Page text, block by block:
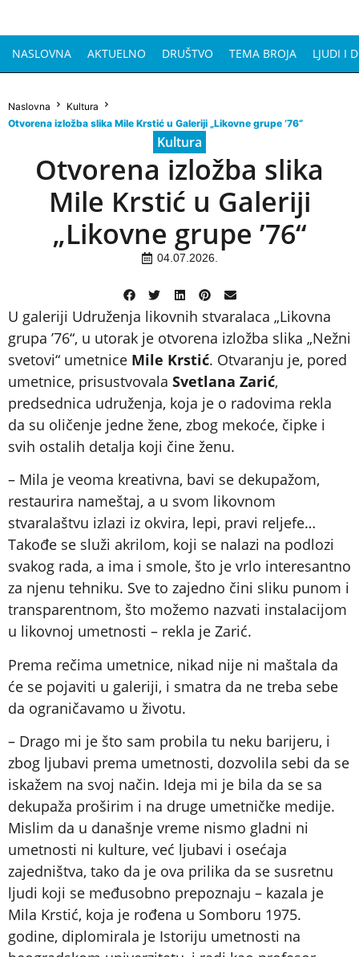
NASLOVNA AKTUELNO DRUŠTVO TEMA BROJA LJUDI I
Naslovna
Kultura
Otvorena izložba slika Mile Krstić u Galeriji „Likovne grupe ’76“
Kultura
Otvorena izložba slika
Mile Krstić u Galeriji
„Likovne grupe ’76“
04.07.2026.
U galeriji Udruženja likovnih stvaralaca „Likovna
grupa ’76“, u utorak je otvorena izložba slika „Nežni
svetovi“ umetnice Mile Krstić. Otvaranju je, pored
umetnice, prisustvovala Svetlana Zarić,
predsednica udruženja, koja je o radovima rekla
da su oličenje jedne žene, zbog mekoće, čipke i
svih ostalih detalja koji čine ženu.
– Mila je veoma kreativna, bavi se dekupažom,
restaurira nameštaj, a u svom likovnom
stvaralaštvu izlazi iz okvira, lepi, pravi reljefe…
Takođe se služi akrilom, koji se nalazi na podlozi
svakog rada, a ima i smole, što je vrlo interesantno
za njenu tehniku. Sve to zajedno čini sliku punom i
transparentnom, što možemo nazvati instalacijom
u likovnoj umetnosti – rekla je Zarić.
Prema rečima umetnice, nikad nije ni maštala da
će se pojaviti u galeriji, i smatra da ne treba sebe
da ograničavamo u životu.
– Drago mi je što sam probila tu neku barijeru, i
zbog ljubavi prema umetnosti, dozvolila sebi da se
iskažem na svoj način. Ideja mi je bila da se sa
dekupaža proširim i na druge umetničke medije.
Mislim da u današnje vreme nismo gladni ni
umetnosti ni kulture, već ljubavi i osećaja
zajedništva, tako da je ova prilika da se susretnu
ljudi koji se međusobno prepoznaju – kazala je
Mila Krstić, koja je rođena u Somboru 1975.
godine, diplomirala je Istoriju umetnosti na